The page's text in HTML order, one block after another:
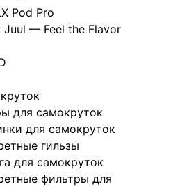
Pod Pro
— Feel the Flavor
для самокруток
для самокруток
гильзы
для самокруток
фильтры для